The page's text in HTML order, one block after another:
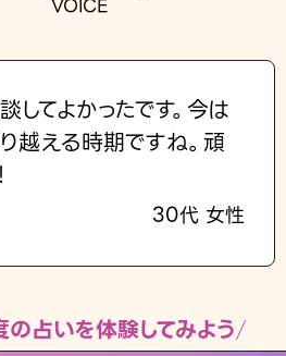
VOICE
してよかったです。今は
越える時期ですね。頑
30代 女性
占いを体験してみよう